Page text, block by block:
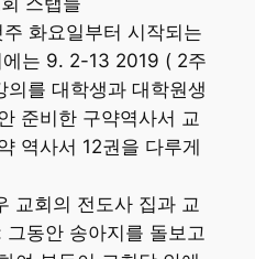
화요일부터 시작되는
는 9. 2-13 2019 ( 2주
의를 대학생과 대학원생
준비한 구약역사서 교
역사서 12권을 다루게
교회의 전도사 집과 교
그동안 송아지를 돌보고